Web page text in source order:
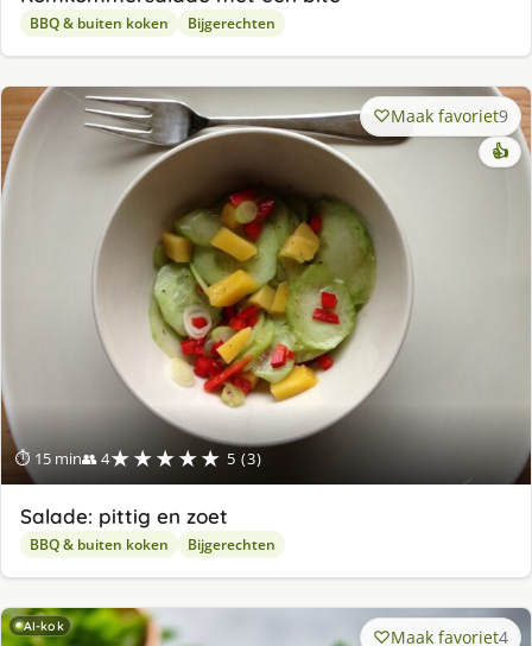
BBQ & buiten koken Bijgerechten
⏱ 15 min👥 4★★★★★ 5 (3)
Maak favoriet9
👍
Salade: pittig en zoet
BBQ & buiten koken Bijgerechten
AI-kok Maak favoriet4